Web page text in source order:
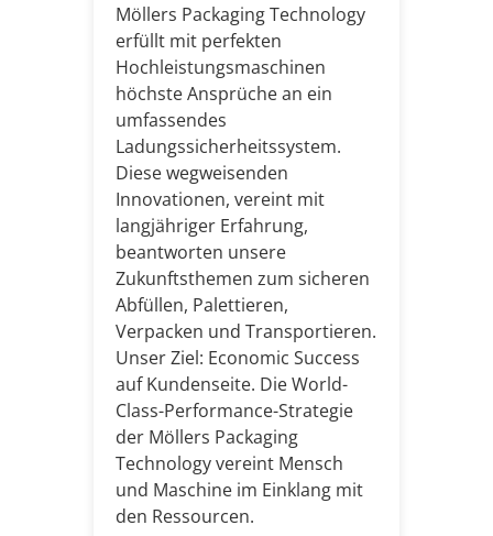
Möllers Packaging Technology
erfüllt mit perfekten
Hochleistungsmaschinen
höchste Ansprüche an ein
umfassendes
Ladungssicherheitssystem.
Diese wegweisenden
Innovationen, vereint mit
langjähriger Erfahrung,
beantworten unsere
Zukunftsthemen zum sicheren
Abfüllen, Palettieren,
Verpacken und Transportieren.
Unser Ziel: Economic Success
auf Kundenseite. Die World-
Class-Performance-Strategie
der Möllers Packaging
Technology vereint Mensch
und Maschine im Einklang mit
den Ressourcen.